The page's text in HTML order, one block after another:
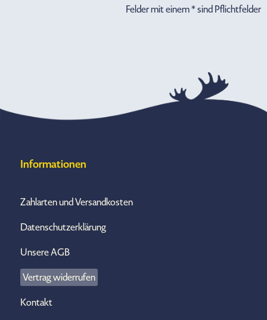
Felder mit einem * sind Pflichtfelder
Informationen
Zahlarten und Versandkosten
Datenschutzerklärung
Unsere AGB
Vertrag widerrufen
Kontakt